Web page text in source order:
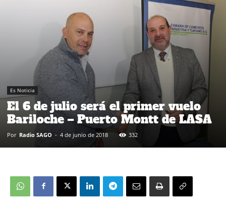
Es Noticia
El 6 de julio será el primer vuelo
Bariloche – Puerto Montt de LASA
Por Radio SAGO - 4 de junio de 2018 332